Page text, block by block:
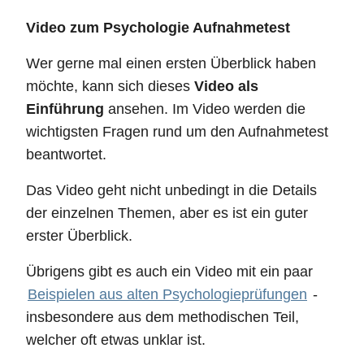
Video zum Psychologie Aufnahmetest
Wer gerne mal einen ersten Überblick haben
möchte, kann sich dieses Video als
Einführung ansehen. Im Video werden die
wichtigsten Fragen rund um den Aufnahmetest
beantwortet.
Das Video geht nicht unbedingt in die Details
der einzelnen Themen, aber es ist ein guter
erster Überblick.
Übrigens gibt es auch ein Video mit ein paar
Beispielen aus alten Psychologieprüfungen -
insbesondere aus dem methodischen Teil,
welcher oft etwas unklar ist.